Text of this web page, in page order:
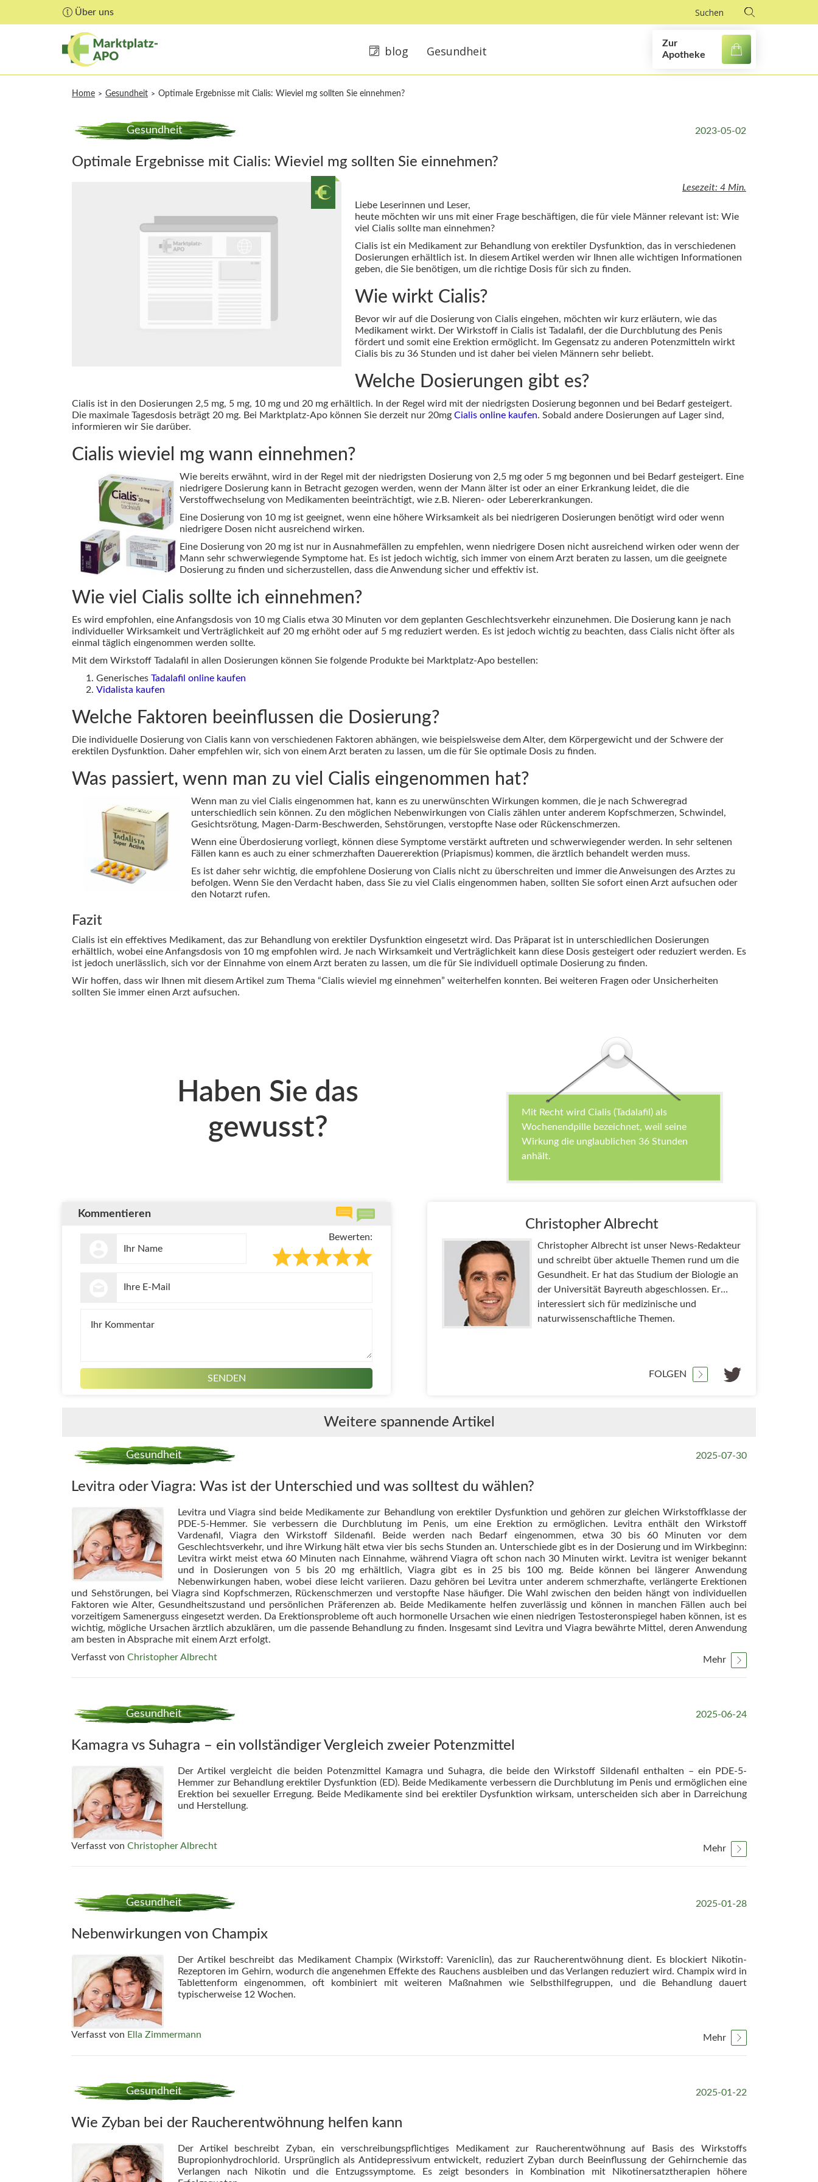
Über uns
blog Gesundheit
Zur
Apotheke
Home > Gesundheit > Optimale Ergebnisse mit Cialis: Wieviel mg sollten Sie einnehmen?
Gesundheit 2023-05-02
Optimale Ergebnisse mit Cialis: Wieviel mg sollten Sie einnehmen?
Lesezeit: 4 Min.
Liebe Leserinnen und Leser,
heute möchten wir uns mit einer Frage beschäftigen, die für viele Männer relevant ist: Wie
viel Cialis sollte man einnehmen?
Cialis ist ein Medikament zur Behandlung von erektiler Dysfunktion, das in verschiedenen
Dosierungen erhältlich ist. In diesem Artikel werden wir Ihnen alle wichtigen Informationen
geben, die Sie benötigen, um die richtige Dosis für sich zu finden.
Wie wirkt Cialis?
Bevor wir auf die Dosierung von Cialis eingehen, möchten wir kurz erläutern, wie das
Medikament wirkt. Der Wirkstoff in Cialis ist Tadalafil, der die Durchblutung des Penis
fördert und somit eine Erektion ermöglicht. Im Gegensatz zu anderen Potenzmitteln wirkt
Cialis bis zu 36 Stunden und ist daher bei vielen Männern sehr beliebt.
Welche Dosierungen gibt es?
Cialis ist in den Dosierungen 2,5 mg, 5 mg, 10 mg und 20 mg erhältlich. In der Regel wird mit der niedrigsten Dosierung begonnen und bei Bedarf gesteigert.
Die maximale Tagesdosis beträgt 20 mg. Bei Marktplatz-Apo können Sie derzeit nur 20mg Cialis online kaufen. Sobald andere Dosierungen auf Lager sind,
informieren wir Sie darüber.
Cialis wieviel mg wann einnehmen?
Wie bereits erwähnt, wird in der Regel mit der niedrigsten Dosierung von 2,5 mg oder 5 mg begonnen und bei Bedarf gesteigert. Eine
niedrigere Dosierung kann in Betracht gezogen werden, wenn der Mann älter ist oder an einer Erkrankung leidet, die die
Verstoffwechselung von Medikamenten beeinträchtigt, wie z.B. Nieren- oder Lebererkrankungen.
Eine Dosierung von 10 mg ist geeignet, wenn eine höhere Wirksamkeit als bei niedrigeren Dosierungen benötigt wird oder wenn
niedrigere Dosen nicht ausreichend wirken.
Eine Dosierung von 20 mg ist nur in Ausnahmefällen zu empfehlen, wenn niedrigere Dosen nicht ausreichend wirken oder wenn der
Mann sehr schwerwiegende Symptome hat. Es ist jedoch wichtig, sich immer von einem Arzt beraten zu lassen, um die geeignete
Dosierung zu finden und sicherzustellen, dass die Anwendung sicher und effektiv ist.
Wie viel Cialis sollte ich einnehmen?
Es wird empfohlen, eine Anfangsdosis von 10 mg Cialis etwa 30 Minuten vor dem geplanten Geschlechtsverkehr einzunehmen. Die Dosierung kann je nach
individueller Wirksamkeit und Verträglichkeit auf 20 mg erhöht oder auf 5 mg reduziert werden. Es ist jedoch wichtig zu beachten, dass Cialis nicht öfter als
einmal täglich eingenommen werden sollte.
Mit dem Wirkstoff Tadalafil in allen Dosierungen können Sie folgende Produkte bei Marktplatz-Apo bestellen:
Generisches Tadalafil online kaufen
Vidalista kaufen
Welche Faktoren beeinflussen die Dosierung?
Die individuelle Dosierung von Cialis kann von verschiedenen Faktoren abhängen, wie beispielsweise dem Alter, dem Körpergewicht und der Schwere der
erektilen Dysfunktion. Daher empfehlen wir, sich von einem Arzt beraten zu lassen, um die für Sie optimale Dosis zu finden.
Was passiert, wenn man zu viel Cialis eingenommen hat?
Wenn man zu viel Cialis eingenommen hat, kann es zu unerwünschten Wirkungen kommen, die je nach Schweregrad
unterschiedlich sein können. Zu den möglichen Nebenwirkungen von Cialis zählen unter anderem Kopfschmerzen, Schwindel,
Gesichtsrötung, Magen-Darm-Beschwerden, Sehstörungen, verstopfte Nase oder Rückenschmerzen.
Wenn eine Überdosierung vorliegt, können diese Symptome verstärkt auftreten und schwerwiegender werden. In sehr seltenen
Fällen kann es auch zu einer schmerzhaften Dauererektion (Priapismus) kommen, die ärztlich behandelt werden muss.
Es ist daher sehr wichtig, die empfohlene Dosierung von Cialis nicht zu überschreiten und immer die Anweisungen des Arztes zu
befolgen. Wenn Sie den Verdacht haben, dass Sie zu viel Cialis eingenommen haben, sollten Sie sofort einen Arzt aufsuchen oder
den Notarzt rufen.
Fazit
Cialis ist ein effektives Medikament, das zur Behandlung von erektiler Dysfunktion eingesetzt wird. Das Präparat ist in unterschiedlichen Dosierungen
erhältlich, wobei eine Anfangsdosis von 10 mg empfohlen wird. Je nach Wirksamkeit und Verträglichkeit kann diese Dosis gesteigert oder reduziert werden. Es
ist jedoch unerlässlich, sich vor der Einnahme von einem Arzt beraten zu lassen, um die für Sie individuell optimale Dosierung zu finden.
Wir hoffen, dass wir Ihnen mit diesem Artikel zum Thema “Cialis wieviel mg einnehmen” weiterhelfen konnten. Bei weiteren Fragen oder Unsicherheiten
sollten Sie immer einen Arzt aufsuchen.
Haben Sie das
gewusst?
Mit Recht wird Cialis (Tadalafil) als
Wochenendpille bezeichnet, weil seine
Wirkung die unglaublichen 36 Stunden
anhält.
Kommentieren
Bewerten:
Christopher Albrecht
Christopher Albrecht ist unser News-Redakteur
und schreibt über aktuelle Themen rund um die
Gesundheit. Er hat das Studium der Biologie an
der Universität Bayreuth abgeschlossen. Er
interessiert sich für medizinische und
naturwissenschaftliche Themen.
FOLGEN
Weitere spannende Artikel
Gesundheit 2025-07-30
Levitra oder Viagra: Was ist der Unterschied und was solltest du wählen?
Levitra und Viagra sind beide Medikamente zur Behandlung von erektiler Dysfunktion und gehören zur gleichen Wirkstoffklasse der
PDE-5-Hemmer. Sie verbessern die Durchblutung im Penis, um eine Erektion zu ermöglichen. Levitra enthält den Wirkstoff
Vardenafil, Viagra den Wirkstoff Sildenafil. Beide werden nach Bedarf eingenommen, etwa 30 bis 60 Minuten vor dem
Geschlechtsverkehr, und ihre Wirkung hält etwa vier bis sechs Stunden an. Unterschiede gibt es in der Dosierung und im Wirkbeginn:
Levitra wirkt meist etwa 60 Minuten nach Einnahme, während Viagra oft schon nach 30 Minuten wirkt. Levitra ist weniger bekannt
und in Dosierungen von 5 bis 20 mg erhältlich, Viagra gibt es in 25 bis 100 mg. Beide können bei längerer Anwendung
Nebenwirkungen haben, wobei diese leicht variieren. Dazu gehören bei Levitra unter anderem schmerzhafte, verlängerte Erektionen
und Sehstörungen, bei Viagra sind Kopfschmerzen, Rückenschmerzen und verstopfte Nase häufiger. Die Wahl zwischen den beiden hängt von individuellen
Faktoren wie Alter, Gesundheitszustand und persönlichen Präferenzen ab. Beide Medikamente helfen zuverlässig und können in manchen Fällen auch bei
vorzeitigem Samenerguss eingesetzt werden. Da Erektionsprobleme oft auch hormonelle Ursachen wie einen niedrigen Testosteronspiegel haben können, ist es
wichtig, mögliche Ursachen ärztlich abzuklären, um die passende Behandlung zu finden. Insgesamt sind Levitra und Viagra bewährte Mittel, deren Anwendung
am besten in Absprache mit einem Arzt erfolgt.
Verfasst von Christopher Albrecht Mehr
Gesundheit 2025-06-24
Kamagra vs Suhagra – ein vollständiger Vergleich zweier Potenzmittel
Der Artikel vergleicht die beiden Potenzmittel Kamagra und Suhagra, die beide den Wirkstoff Sildenafil enthalten – ein PDE-5-
Hemmer zur Behandlung erektiler Dysfunktion (ED). Beide Medikamente verbessern die Durchblutung im Penis und ermöglichen eine
Erektion bei sexueller Erregung. Beide Medikamente sind bei erektiler Dysfunktion wirksam, unterscheiden sich aber in Darreichung
und Herstellung.
Verfasst von Christopher Albrecht Mehr
Gesundheit 2025-01-28
Nebenwirkungen von Champix
Der Artikel beschreibt das Medikament Champix (Wirkstoff: Vareniclin), das zur Raucherentwöhnung dient. Es blockiert Nikotin-
Rezeptoren im Gehirn, wodurch die angenehmen Effekte des Rauchens ausbleiben und das Verlangen reduziert wird. Champix wird in
Tablettenform eingenommen, oft kombiniert mit weiteren Maßnahmen wie Selbsthilfegruppen, und die Behandlung dauert
typischerweise 12 Wochen.
Verfasst von Ella Zimmermann Mehr
Gesundheit 2025-01-22
Wie Zyban bei der Raucherentwöhnung helfen kann
Der Artikel beschreibt Zyban, ein verschreibungspflichtiges Medikament zur Raucherentwöhnung auf Basis des Wirkstoffs
Bupropionhydrochlorid. Ursprünglich als Antidepressivum entwickelt, reduziert Zyban durch Beeinflussung der Gehirnchemie das
Verlangen nach Nikotin und die Entzugssymptome. Es zeigt besonders in Kombination mit Nikotinersatztherapien höhere